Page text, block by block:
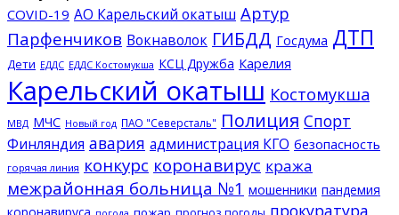
COVID-19 АО Карельский окатыш Артур
Парфенчиков Вокнаволок ГИБДД Госдума ДТП
Дети ЕДДС ЕДДС Костомукша КСЦ Дружба Карелия
Карельский окатыш Костомукша
МВД МЧС Новый год ПАО "Северсталь" Полиция Спорт
Финляндия авария администрация КГО безопасность
горячая линия конкурс коронавирус кража
межрайонная больница №1 мошенники пандемия
прокуратура